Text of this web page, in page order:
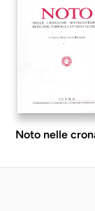
Noto nelle